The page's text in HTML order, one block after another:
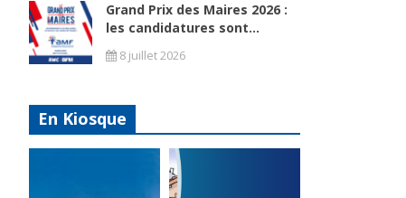
Grand Prix des Maires 2026 :
les candidatures sont...
8 juillet 2026
En Kiosque